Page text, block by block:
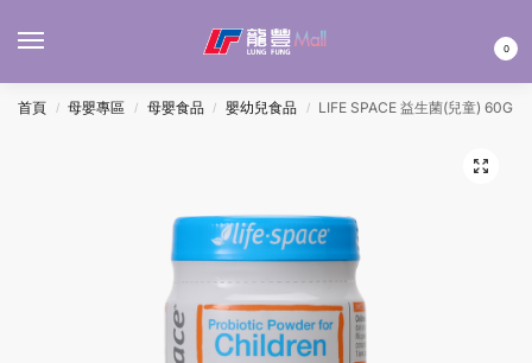
0
首頁 / 母嬰專區 / 母嬰食品 / 嬰幼兒食品 / LIFE SPACE 益生菌(兒童) 60G